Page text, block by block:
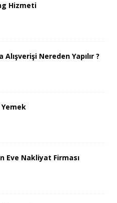
Hizmeti
Nereden Yapılır ?
Eve Nakliyat Firması